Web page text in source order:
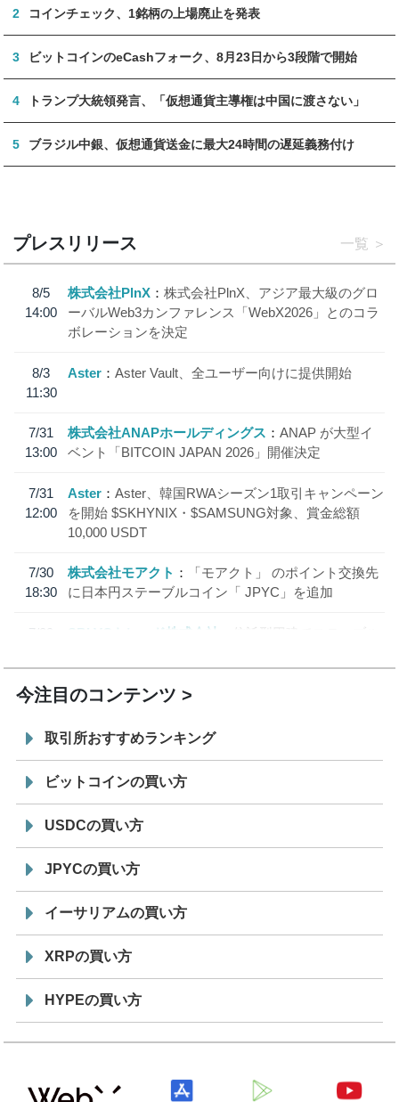
2 コインチェック、1銘柄の上場廃止を発表
3 ビットコインのeCashフォーク、8月23日から3段階で開始
4 トランプ大統領発言、「仮想通貨主導権は中国に渡さない」
5 ブラジル中銀、仮想通貨送金に最大24時間の遅延義務付け
プレスリリース 一覧
8/5
14:00
株式会社PlnX
株式会社PlnX、アジア最大級のグロ
ーバルWeb3カンファレンス「WebX2026」とのコラ
ボレーションを決定
8/3
11:30
Aster Aster Vault、全ユーザー向けに提供開始
7/31
13:00
株式会社ANAPホールディングス
ANAP が大型イ
ベント「BITCOIN JAPAN 2026」開催決定
7/31
12:00
Aster
Aster、韓国RWAシーズン1取引キャンペーン
を開始 $SKHYNIX・$SAMSUNG対象、賞金総額
10,000 USDT
7/30
18:30
株式会社モアクト
「モアクト」 のポイント交換先
に日本円ステーブルコイン「 JPYC」を追加
7/29
SBI VCトレード株式会社
信託型円建てステーブル
今注目のコンテンツ
取引所おすすめランキング
ビットコインの買い方
USDCの買い方
JPYCの買い方
イーサリアムの買い方
XRPの買い方
HYPEの買い方